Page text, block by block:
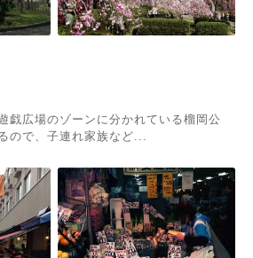
戯広場のゾーンに分かれている榴岡公
ので、子連れ家族など...